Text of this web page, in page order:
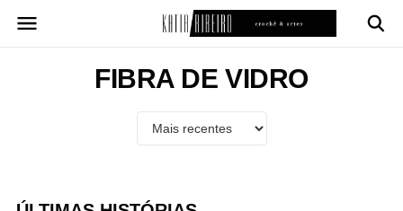
para
FIBRA DE VIDRO